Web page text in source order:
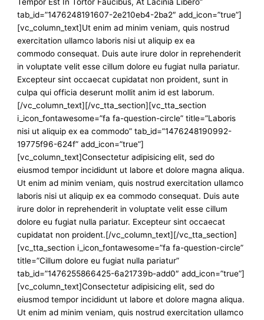
Tempor Est In Tortor Faucibus, At Lacinia Libero”
tab_id=”1476248191607-2e210eb4-2ba2″ add_icon=”true”]
[vc_column_text]Ut enim ad minim veniam, quis nostrud
exercitation ullamco laboris nisi ut aliquip ex ea
commodo consequat. Duis aute irure dolor in reprehenderit
in voluptate velit esse cillum dolore eu fugiat nulla pariatur.
Excepteur sint occaecat cupidatat non proident, sunt in
culpa qui officia deserunt mollit anim id est laborum.
[/vc_column_text][/vc_tta_section][vc_tta_section
i_icon_fontawesome=”fa fa-question-circle” title=”Laboris
nisi ut aliquip ex ea commodo” tab_id=”1476248190992-
19775f96-624f” add_icon=”true”]
[vc_column_text]Consectetur adipisicing elit, sed do
eiusmod tempor incididunt ut labore et dolore magna aliqua.
Ut enim ad minim veniam, quis nostrud exercitation ullamco
laboris nisi ut aliquip ex ea commodo consequat. Duis aute
irure dolor in reprehenderit in voluptate velit esse cillum
dolore eu fugiat nulla pariatur. Excepteur sint occaecat
cupidatat non proident.[/vc_column_text][/vc_tta_section]
[vc_tta_section i_icon_fontawesome=”fa fa-question-circle”
title=”Cillum dolore eu fugiat nulla pariatur”
tab_id=”1476255866425-6a21739b-add0″ add_icon=”true”]
[vc_column_text]Consectetur adipisicing elit, sed do
eiusmod tempor incididunt ut labore et dolore magna aliqua.
Ut enim ad minim veniam, quis nostrud exercitation ullamco